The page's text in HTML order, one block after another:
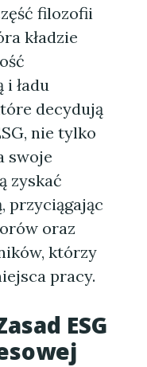
filozofii
kładzie
i ładu
decydują
nie tylko
swoje
zyskać
przyciągając
oraz
którzy
pracy.
ESG